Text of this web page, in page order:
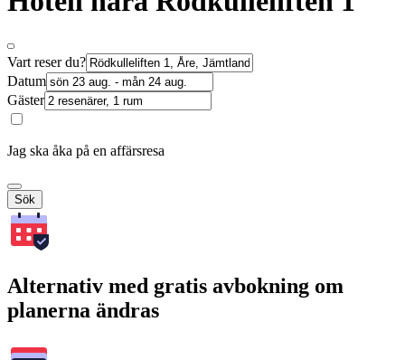
Vart reser du?
Datum
Gäster
Jag ska åka på en affärsresa
Sök
Alternativ med gratis avbokning om
planerna ändras